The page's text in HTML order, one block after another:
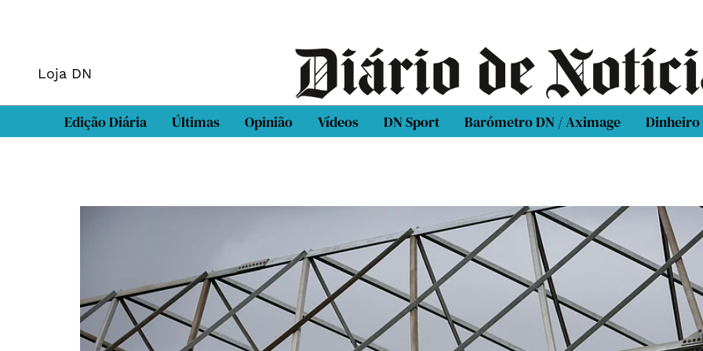
Loja DN
Edição Diária Últimas Opinião Vídeos DN Sport Barómetro DN / Aximage Dinheiro